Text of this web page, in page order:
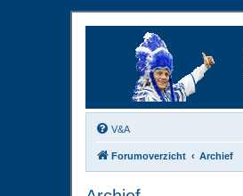
V&A
Forumoverzicht Archief